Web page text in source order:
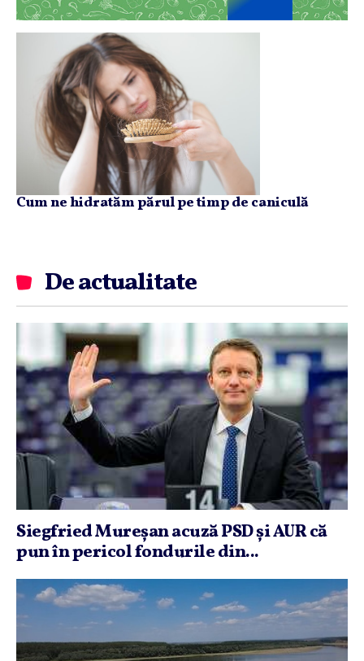
Cum ne hidratăm părul pe timp de caniculă
De actualitate
Siegfried Mureşan acuză PSD şi AUR că
pun în pericol fondurile din...